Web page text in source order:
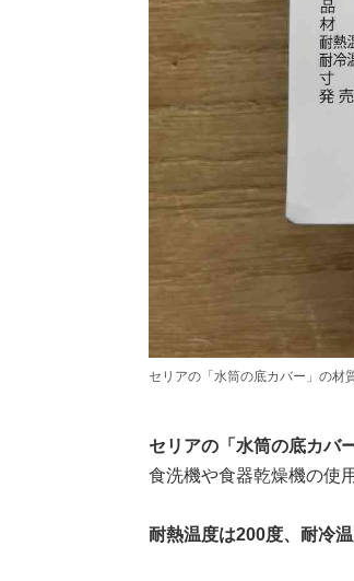
セリアの「水筒の底カバー」の材
セリアの「水筒の底カバ
食洗機や食器乾燥機の使
耐熱温度は200度、耐冷温